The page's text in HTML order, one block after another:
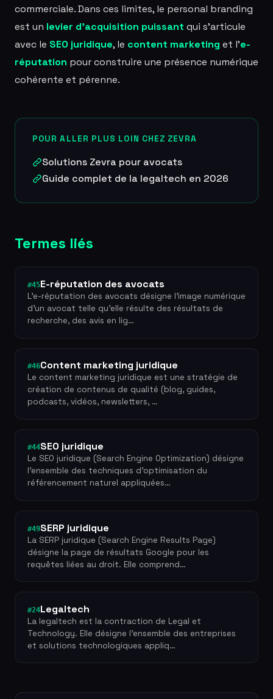
commerciale. Dans ces limites, le personal branding
est un levier d'acquisition puissant qui s'articule
avec le SEO juridique, le content marketing et l'e-
réputation pour construire une présence numérique
cohérente et pérenne.
POUR ALLER PLUS LOIN CHEZ ZEVRA
Solutions Zevra pour avocats
Guide complet de la legaltech en 2026
Termes liés
#45E-réputation des avocats
L'e-réputation des avocats désigne l'image numérique
d'un avocat telle qu'elle résulte des résultats de
recherche, des avis en lig…
#46Content marketing juridique
Le content marketing juridique est une stratégie de
création de contenus de qualité (blog, guides,
podcasts, vidéos, newsletters, …
#44SEO juridique
Le SEO juridique (Search Engine Optimization) désigne
l'ensemble des techniques d'optimisation du
référencement naturel appliquées…
#49SERP juridique
La SERP juridique (Search Engine Results Page)
désigne la page de résultats Google pour les
requêtes liées au droit. Elle comprend…
#24Legaltech
La legaltech est la contraction de Legal et
Technology. Elle désigne l'ensemble des entreprises
et solutions technologiques appliq…